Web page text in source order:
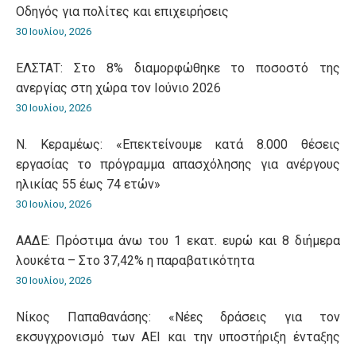
Οδηγός για πολίτες και επιχειρήσεις
30 Ιουλίου, 2026
ΕΛΣΤΑΤ: Στο 8% διαμορφώθηκε το ποσοστό της
ανεργίας στη χώρα τον Ιούνιο 2026
30 Ιουλίου, 2026
Ν. Κεραμέως: «Επεκτείνουμε κατά 8.000 θέσεις
εργασίας το πρόγραμμα απασχόλησης για ανέργους
ηλικίας 55 έως 74 ετών»
30 Ιουλίου, 2026
ΑΑΔΕ: Πρόστιμα άνω του 1 εκατ. ευρώ και 8 διήμερα
λουκέτα – Στο 37,42% η παραβατικότητα
30 Ιουλίου, 2026
Νίκος Παπαθανάσης: «Νέες δράσεις για τον
εκσυγχρονισμό των ΑΕΙ και την υποστήριξη ένταξης